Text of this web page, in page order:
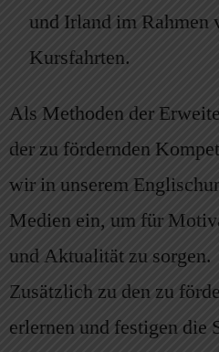
und Irland im Rahmen
Kursfahrten.
Als Methoden der
der zu fördernden
wir in unserem
Medien ein, um für
und Aktualität zu sorgen.
Zusätzlich zu den zu
erlernen und festigen die